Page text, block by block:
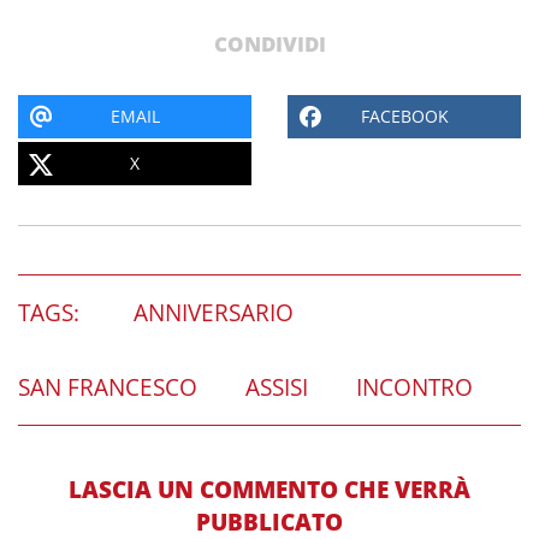
CONDIVIDI
EMAIL FACEBOOK
X
TAGS: ANNIVERSARIO
SAN FRANCESCO ASSISI INCONTRO
LASCIA UN COMMENTO CHE VERRÀ
PUBBLICATO